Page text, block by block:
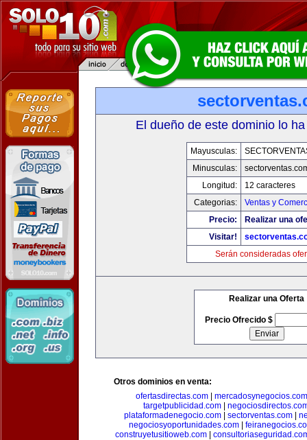
El dueño de este dominio lo
Mayusculas:
Minusculas:
Longitud:
12 caracteres
Categorias:
Ventas y
Precio:
Realizar una
Visitar!
Serán consideradas
Realizar una Oferta
Precio Ofrecido $
Otros dominios en venta:
ofertasdirectas.com
mercadosynegocios.com
targetpublicidad.com
plataformadenegocio.com| sectorventas.com|
negociosyoportunidades.com
construyetusitioweb.com|